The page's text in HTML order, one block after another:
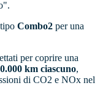
Combo2 per una
per coprire una
km ciascuno,
di CO2 e NOx nel